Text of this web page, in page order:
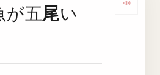
が五尾い